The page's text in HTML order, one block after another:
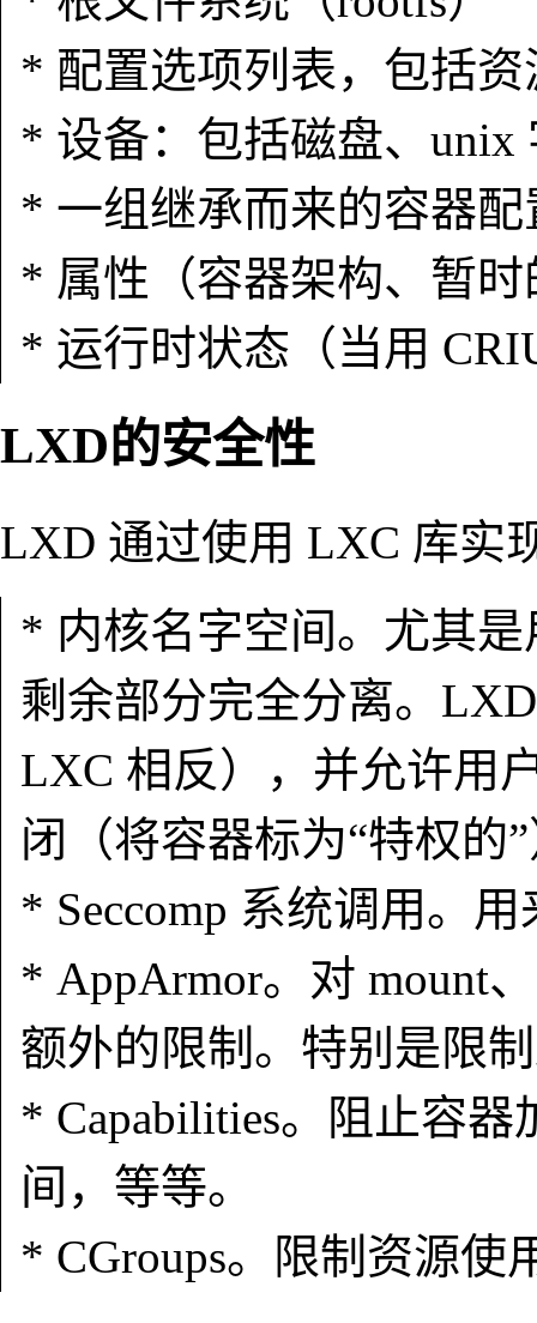
* 配置选项列表，包括
* 设备：包括磁盘、unix
* 一组继承而来的容器配
* 属性（容器架构、暂
* 运行时状态（当用
LXD的安全性
LXD 通过使用 LXC 库实
* 内核名字空间。尤其
剩余部分完全分离。
LXC 相反），并允许用
闭（将容器标为“特权的
* Seccomp 系统调用。
* AppArmor。对 mount
额外的限制。特别是限
* Capabilities。阻止容
间，等等。
* CGroups。限制资源使